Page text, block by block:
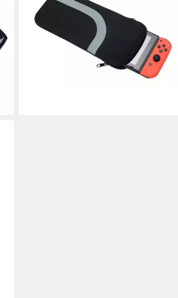
Nintendo-Schutzhülle ACCESSORI
VARI SWITCH T2 Take Two
Interactive Sleeve
UVP19,90 €
lieferbar - in 3-4 Werktagen bei dir